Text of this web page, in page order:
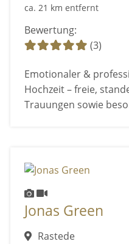
ca. 21 km entfernt
Bewertung:
(3)
Emotionaler &
Hochzeit – freie,
Trauungen sowie
Jonas Green
Rastede